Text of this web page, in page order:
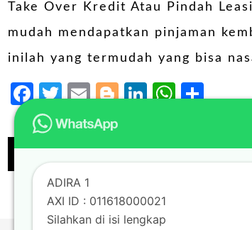
Take Over Kredit Atau Pindah
mudah mendapatkan pinjaman
inilah yang termudah yang bisa
Facebook
Twitter
Email
Blogger
LinkedIn
ADIRA 1
AXI ID : 011618000021
Silahkan di isi lengkap